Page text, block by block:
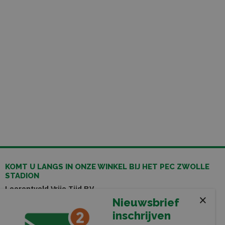
KOMT U LANGS IN ONZE WINKEL BIJ HET PEC ZWOLLE
STADION
Leerentveld Vrije Tijd BV
038-4550755
×
Nieuwsbrief
inschrijven